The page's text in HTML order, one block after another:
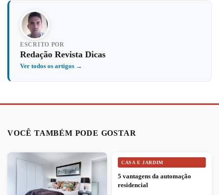
ESCRITO POR
Redação Revista Dicas
Ver todos os artigos →
VOCÊ TAMBÉM PODE GOSTAR
CASA E JARDIM
5 vantagens da automação
residencial